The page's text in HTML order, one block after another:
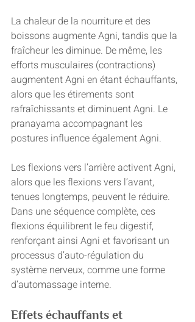
La chaleur de la nourriture et des
boissons augmente Agni, tandis que la
fraîcheur les diminue. De même, les
efforts musculaires (contractions)
augmentent Agni en étant échauffants,
alors que les étirements sont
rafraîchissants et diminuent Agni. Le
pranayama accompagnant les
postures influence également Agni.
Les flexions vers l’arrière activent Agni,
alors que les flexions vers l’avant,
tenues longtemps, peuvent le réduire.
Dans une séquence complète, ces
flexions équilibrent le feu digestif,
renforçant ainsi Agni et favorisant un
processus d’auto-régulation du
système nerveux, comme une forme
d’automassage interne.
Effets échauffants et